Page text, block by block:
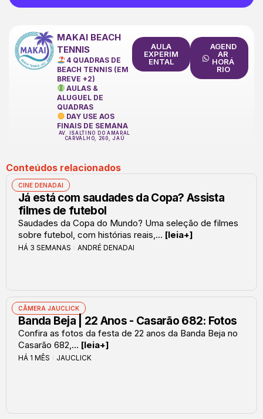
MAKAI BEACH
TENNIS
4 QUADRAS DE
BEACH TENNIS (EM
BREVE +2)
AULAS &
ALUGUEL DE
QUADRAS
DAY USE AOS
FINAIS DE SEMANA
AV. ISALTINO DO AMARAL
CARVALHO, 260, JAÚ
AULA
EXPERIM
ENTAL
AGEND
AR
HORÁ
RIO
Conteúdos relacionados
CINE DENADAI
Já está com saudades da Copa? Assista
filmes de futebol
Saudades da Copa do Mundo? Uma seleção de filmes
sobre futebol, com histórias reais,... [leia+]
HÁ 3 SEMANAS ANDRÉ DENADAI
CÂMERA JAUCLICK
Banda Beja | 22 Anos - Casarão 682: Fotos
Confira as fotos da festa de 22 anos da Banda Beja no
Casarão 682,... [leia+]
HÁ 1 MÊS JAUCLICK